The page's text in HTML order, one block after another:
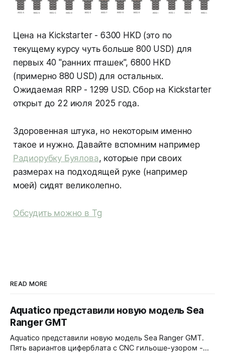
Цена на Kickstarter - 6300 HKD (это по
текущему курсу чуть больше 800 USD) для
первых 40 "ранних пташек", 6800 HKD
(примерно 880 USD) для остальных.
Ожидаемая RRP - 1299 USD. Сбор на Kickstarter
открыт до 22 июля 2025 года.
Здоровенная штука, но некоторым именно
такое и нужно. Давайте вспомним например
Радиорубку Буялова, которые при своих
размерах на подходящей руке (например
моей) сидят великолепно.
Обсудить можно в Tg
READ MORE
Aquatico представили новую модель Sea
Ranger GMT
Aquatico представили новую модель Sea Ranger GMT.
Пять вариантов циферблата с CNC гильоше-узором -